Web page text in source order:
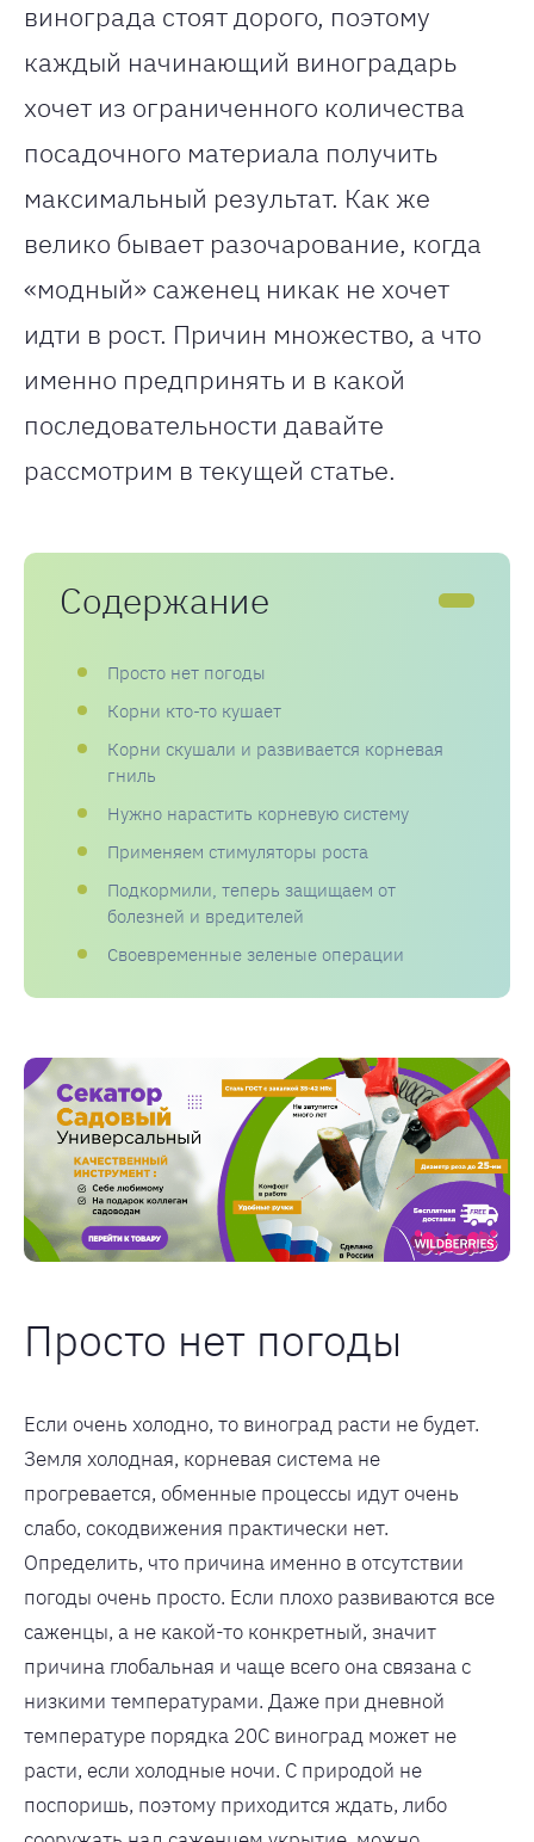
винограда стоят дорого, поэтому
каждый начинающий виноградарь
хочет из ограниченного количества
посадочного материала получить
максимальный результат. Как же
велико бывает разочарование, когда
«модный» саженец никак не хочет
идти в рост. Причин множество, а что
именно предпринять и в какой
последовательности давайте
рассмотрим в текущей статье.
Содержание
Просто нет погоды
Корни кто-то кушает
Корни скушали и развивается корневая
гниль
Нужно нарастить корневую систему
Применяем стимуляторы роста
Подкормили, теперь защищаем от
болезней и вредителей
Своевременные зеленые операции
Просто нет погоды
Если очень холодно, то виноград расти не будет.
Земля холодная, корневая система не
прогревается, обменные процессы идут очень
слабо, сокодвижения практически нет.
Определить, что причина именно в отсутствии
погоды очень просто. Если плохо развиваются все
саженцы, а не какой-то конкретный, значит
причина глобальная и чаще всего она связана с
низкими температурами. Даже при дневной
температуре порядка 20С виноград может не
расти, если холодные ночи. С природой не
поспоришь, поэтому приходится ждать, либо